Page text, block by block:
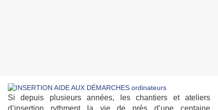
Si depuis plusieurs années, les chantiers et ateliers